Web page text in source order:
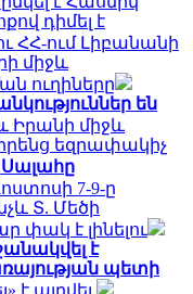
դիմել է
ՀՀ-ում Լիբանանի
միջև
ուղիները
են
Իրանի միջև
եզրափակիչ
7-9-ը
Տ. Մեծի
փակ է լինելու
է
պետի
է այրվել